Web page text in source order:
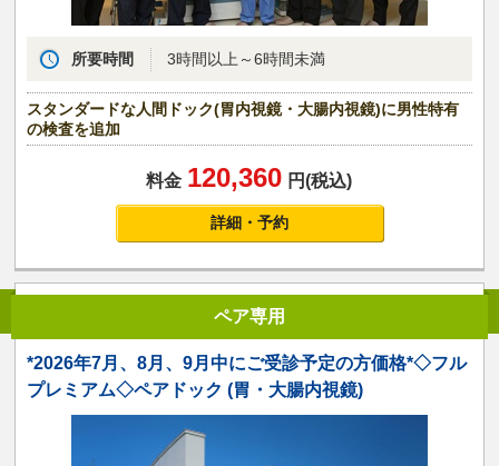
所要時間 3時間以上～6時間未満
スタンダードな人間ドック(胃内視鏡・大腸内視鏡)に男性特有
の検査を追加
料金 120,360 円(税込)
詳細・予約
ペア専用
*2026年7月、8月、9月中にご受診予定の方価格*◇フル
プレミアム◇ペアドック (胃・大腸内視鏡)